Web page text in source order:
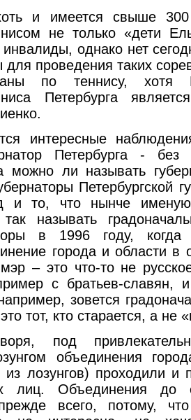
и имеется свыше 300
не только «дети
однако нет
для проведения таких
по теннису, хотя
Петербурга
интересные
Петербурга - без
можно ли называть
Петербургской
и то, что нынче
называть
в 1996 году, когда
города и области в
– это что-то не
с братьев-славян,
зовется
тот, кто старается, а не
под
объединения
из лозунгов) проходили и
лиц. Объединения до
всего, потому,